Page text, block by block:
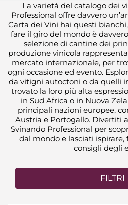
La varietà del catalogo dei
Professional offre davvero
Carta dei Vini hai questi
fare il giro del mondo è
selezione di cantine dei
produzione vinicola
mercato internazionale, per
ogni occasione ed evento.
da vitigni autoctoni o da quelli
trovato la loro più alta
in Sud Africa o in Nuova
principali nazioni europee,
Austria e Portogallo. Divertiti
Svinando Professional per
dal mondo e lasciati
consigli degli
FILTRI